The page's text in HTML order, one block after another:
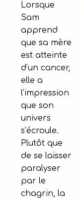
Lorsque
Sam
apprend
que sa mère
est atteinte
d’un cancer,
elle a
l’impression
que son
univers
s’écroule.
Plutôt que
de se laisser
paralyser
par le
chagrin, la